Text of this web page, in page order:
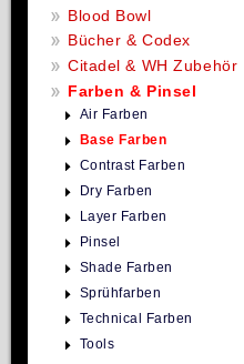
Blood Bowl
Bücher & Codex
Citadel & WH Zubehör
Farben & Pinsel
Air Farben
Base Farben
Contrast Farben
Dry Farben
Layer Farben
Pinsel
Shade Farben
Sprühfarben
Technical Farben
Tools